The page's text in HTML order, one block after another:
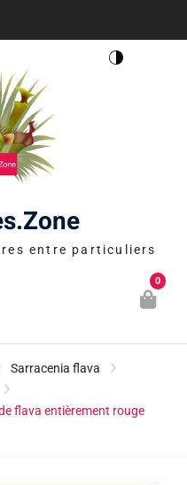
entre particuliers
0
Sarracenia flava
flava entièrement rouge